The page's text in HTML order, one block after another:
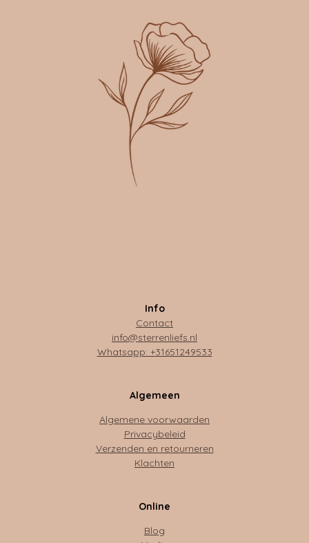
Info
Contact
info@sterrenliefs.nl
Whatsapp: +31651249533
Algemeen
Algemene voorwaarden
Privacybeleid
Verzenden en retourneren
Klachten
Online
Blog